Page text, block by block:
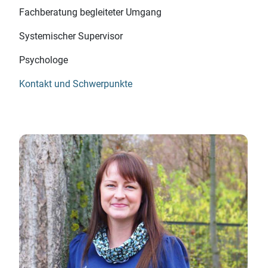
Fachberatung begleiteter Umgang
Systemischer Supervisor
Psychologe
Kontakt und Schwerpunkte